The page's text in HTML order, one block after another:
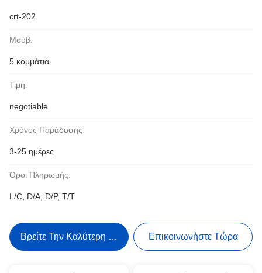
crt-202
Μούβ:
5 κομμάτια
Τιμή:
negotiable
Χρόνος Παράδοσης:
3-25 ημέρες
Όροι Πληρωμής:
L/C, D/A, D/P, T/T
Βρείτε Την Καλύτερη Τιμή Επικοινωνήστε Τώρα